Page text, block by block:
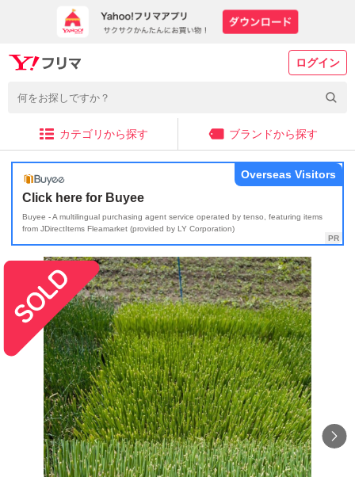
ログイン
カテゴリから探す ブランドから探す
Click here for Buyee
Buyee - A multilingual purchasing agent service operated by tenso, featuring items
from JDirectItems Fleamarket (provided by LY Corporation)
Overseas Visitors